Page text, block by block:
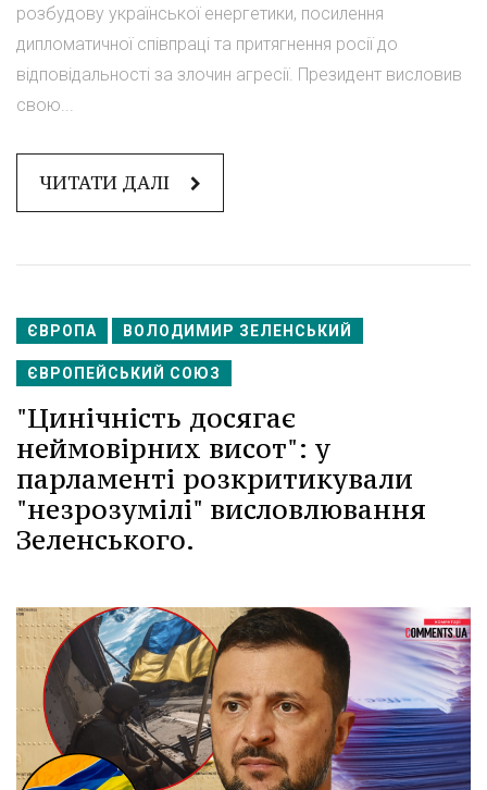
розбудову української енергетики, посилення
дипломатичної співпраці та притягнення росії до
відповідальності за злочин агресії. Президент висловив
свою...
ЧИТАТИ ДАЛІ
ЄВРОПА ВОЛОДИМИР ЗЕЛЕНСЬКИЙ
ЄВРОПЕЙСЬКИЙ СОЮЗ
"Цинічність досягає
неймовірних висот": у
парламенті розкритикували
"незрозумілі" висловлювання
Зеленського.